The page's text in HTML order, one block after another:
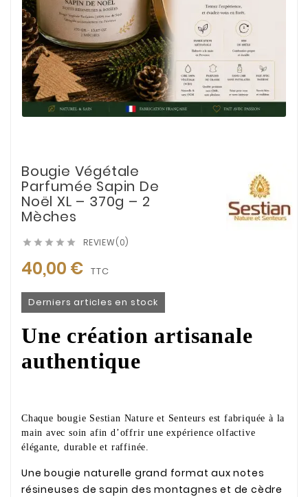
Bougie Végétale
Parfumée Sapin De
Noël XL – 370g – 2
Mèches
     REVIEW(0)
40,00 € TTC
Derniers articles en stock
Une création artisanale
authentique
Chaque bougie Sestian Nature et Senteurs est fabriquée à la
main avec soin afin d’offrir une expérience olfactive
élégante, durable et raffinée.
Une bougie naturelle grand format aux notes
résineuses de sapin des montagnes et de cèdre